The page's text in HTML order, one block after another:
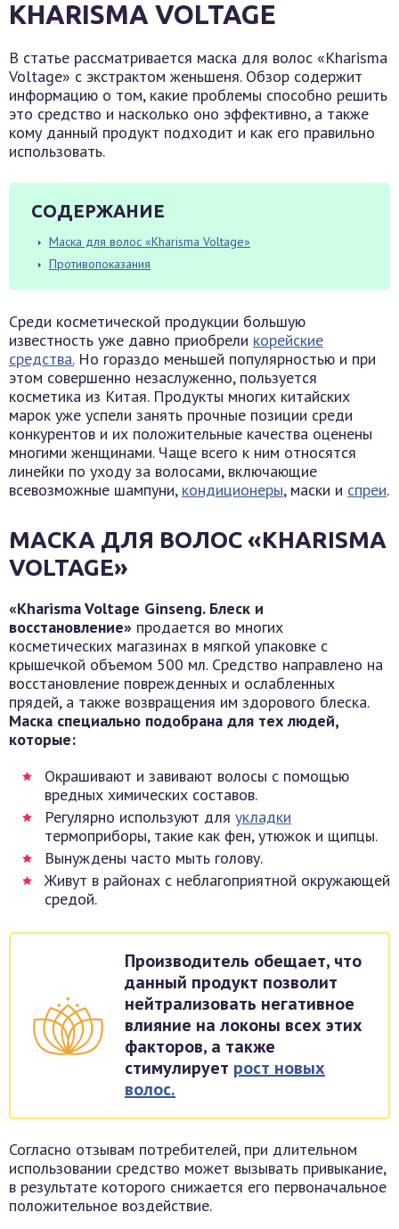
KHARISMA VOLTAGE
В статье рассматривается маска для волос «Kharisma
Voltage» с экстрактом женьшеня. Обзор содержит
информацию о том, какие проблемы способно решить
это средство и насколько оно эффективно, а также
кому данный продукт подходит и как его правильно
использовать.
СОДЕРЖАНИЕ
Маска для волос «Kharisma Voltage»
Противопоказания
Среди косметической продукции большую
известность уже давно приобрели корейские
средства.Но гораздо меньшей популярностью и при
этом совершенно незаслуженно, пользуется
косметика из Китая. Продукты многих китайских
марок уже успели занять прочные позиции среди
конкурентов и их положительные качества оценены
многими женщинами. Чаще всего к ним относятся
линейки по уходу за волосами, включающие
всевозможные шампуни, кондиционеры, маски и спреи.
МАСКА ДЛЯ ВОЛОС «KHARISMA
VOLTAGE»
«Kharisma Voltage Ginseng. Блеск и
восстановление» продается во многих
косметических магазинах в мягкой упаковке с
крышечкой объемом 500 мл. Средство направлено на
восстановление поврежденных и ослабленных
прядей, а также возвращения им здорового блеска.
Маска специально подобрана для тех людей,
которые:
Окрашивают и завивают волосы с помощью
вредных химических составов.
Регулярно используют для укладки
термоприборы, такие как фен, утюжок и щипцы.
Вынуждены часто мыть голову.
Живут в районах с неблагоприятной окружающей
средой.
Производитель обещает, что
данный продукт позволит
нейтрализовать негативное
влияние на локоны всех этих
факторов, а также
стимулирует рост новых
волос.
Согласно отзывам потребителей, при длительном
использовании средство может вызывать привыкание,
в результате которого снижается его первоначальное
положительное воздействие.